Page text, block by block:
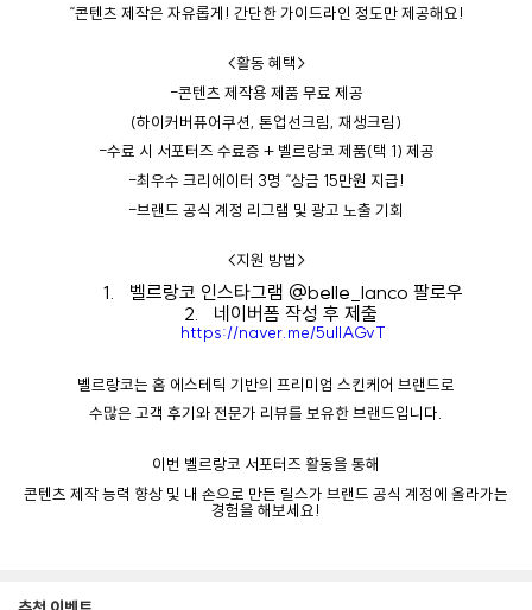
“콘텐츠 제작은 자유롭게 ! 간단한 가이드라인 정도만 제공해요 !
<활동 혜택>
-콘텐츠 제작용 제품 무료 제공
(하이커버퓨어쿠션, 톤업선크림, 재생크림)
-수료 시 서포터즈 수료증 + 벨르랑코 제품(택 1) 제공
-최우수 크리에이터 3명 “상금 15만원 지급!
-브랜드 공식 계정 리그램 및 광고 노출 기회
<지원 방법>
1. 벨르랑코 인스타그램 @belle_lanco 팔로우
2.
네이버폼 작성 후 제출
https://naver.me/5ullAGvT
벨르랑코는 홈 에스테틱 기반의 프리미엄 스킨케어 브랜드로
수많은 고객 후기와전문가 리뷰를 보유한브랜드입니다.
이번 벨르랑코 서포터즈 활동을 통해
콘텐츠 제작능력 향상 및 내 손으로 만든 릴스가 브랜드 공식 계정에 올라가는
경험을 해보세요 !